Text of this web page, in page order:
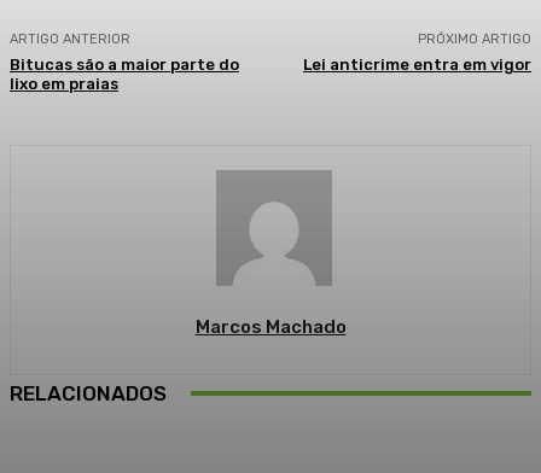
ARTIGO ANTERIOR
Bitucas são a maior parte do
lixo em praias
PRÓXIMO ARTIGO
Lei anticrime entra em vigor
Marcos Machado
RELACIONADOS